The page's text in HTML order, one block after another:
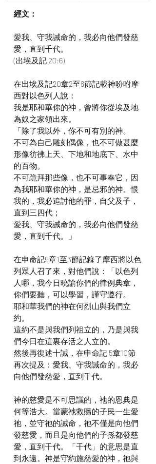
經文：
愛我、守我誡命的，我必向他們發慈
愛，直到千代。
(出埃及記 20:6)
在出埃及記20章2至6節記載神吩咐摩
西對以色列人說：
我是耶和華你的神，曾將你從埃及地
為奴之家領出來。
「除了我以外，你不可有別的神。
不可為自己雕刻偶像，也不可做甚麼
形像彷彿上天、下地和地底下、水中
的百物。
不可跪拜那些像，也不可事奉它，因
為我耶和華你的神，是忌邪的神。恨
我的，我必追討他的罪，自父及子，
直到三四代；
愛我、守我誡命的，我必向他們發慈
愛，直到千代。」
在申命記5章1至3節記錄了摩西將以色
列眾人召了來，對他們說：「以色列
人哪，我今日曉諭你們的律例典章，
你們要聽，可以學習，謹守遵行。
耶和華我們的神在何烈山與我們立
約。
這約不是與我們列祖立的，乃是與我
們今日在這裏存活之人立的。
然後再復述十誡，在申命記 5章10節
再次提及：愛我、守我誡命的，我必
向他們發慈愛，直到千代。
神的慈愛是不可思議的，祂的恩典是
何等浩大。當蒙祂救贖的子民一生愛
祂，並守祂的誡命，祂不僅是向他們
發慈愛，而且是向他們的子孫都發慈
愛，直到千代。「千代」的意思是直
到永遠。神是守約施慈愛的神，祂與